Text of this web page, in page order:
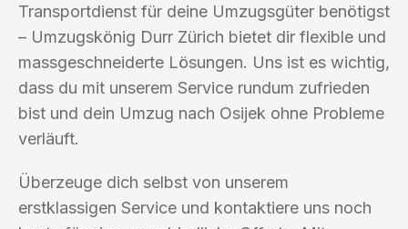
Transportdienst für deine Umzugsgüter benötigst
– Umzugskönig Durr Zürich bietet dir flexible und
massgeschneiderte Lösungen. Uns ist es wichtig,
dass du mit unserem Service rundum zufrieden
bist und dein Umzug nach Osijek ohne Probleme
verläuft.
Überzeuge dich selbst von unserem
erstklassigen Service und kontaktiere uns noch